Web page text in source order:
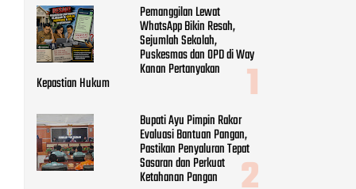
Pemanggilan Lewat
WhatsApp Bikin Resah,
Sejumlah Sekolah,
Puskesmas dan OPD di Way
Kanan Pertanyakan
Kepastian Hukum
Bupati Ayu Pimpin Rakor
Evaluasi Bantuan Pangan,
Pastikan Penyaluran Tepat
Sasaran dan Perkuat
Ketahanan Pangan